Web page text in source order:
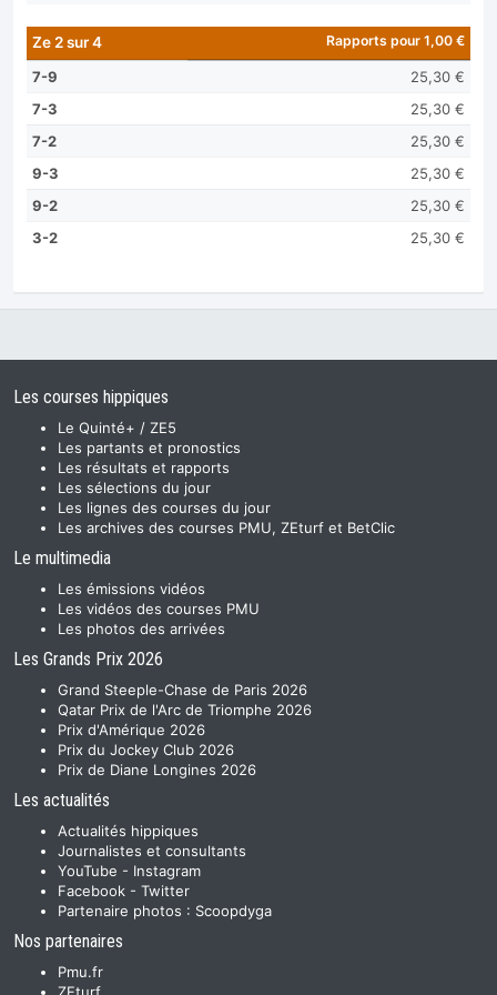
Ze 2 sur 4 Rapports pour 1,00 €
7-9
25,30 €
7-3
25,30 €
7-2
25,30 €
9-3
25,30 €
9-2
25,30 €
3-2
25,30 €
Les courses hippiques
Le Quinté+ / ZE5
Les partants et pronostics
Les résultats et rapports
Les sélections du jour
Les lignes des courses du jour
Les archives des courses PMU, ZEturf et BetClic
Le multimedia
Les émissions vidéos
Les vidéos des courses PMU
Les photos des arrivées
Les Grands Prix 2026
Grand Steeple-Chase de Paris 2026
Qatar Prix de l'Arc de Triomphe 2026
Prix d'Amérique 2026
Prix du Jockey Club 2026
Prix de Diane Longines 2026
Les actualités
Actualités hippiques
Journalistes et consultants
YouTube - Instagram
Facebook - Twitter
Partenaire photos : Scoopdyga
Nos partenaires
Pmu.fr